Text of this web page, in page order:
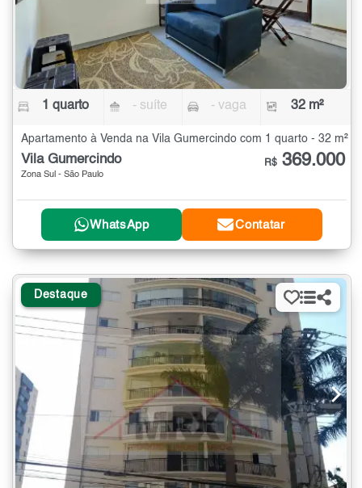
1 quarto - suíte - vaga 32 m²
Apartamento à Venda na Vila Gumercindo com 1 quarto - 32 m²
Vila Gumercindo
Zona Sul - São Paulo
R$ 369.000
WhatsApp Contatar
Destaque